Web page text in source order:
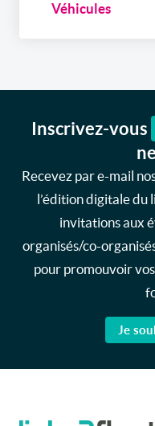
Véhicules
Inscrivez-vous
Recevez par e-mail
l’édition digitale
invitations aux
organisés/co-
pour promouvoir
Je